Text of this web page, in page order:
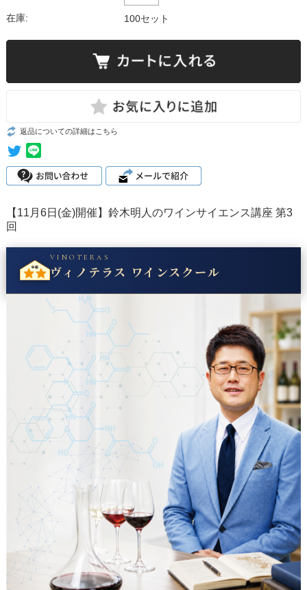
在庫: 100セット
返品についての詳細はこちら
【11月6日(金)開催】鈴木明人のワインサイエンス講座 第3
回
VINOTERAS
ヴィノテラス ワインスクール